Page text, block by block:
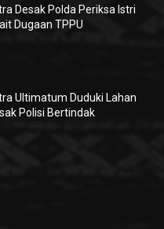
Desak Polda Periksa Istri
Dugaan TPPU
Ultimatum Duduki Lahan
Polisi Bertindak